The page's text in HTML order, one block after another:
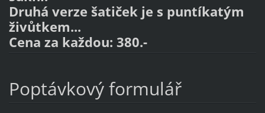
Druhá verze šatiček je s puntíkatým
živůtkem...
Cena za každou: 380.-
Poptávkový formulář